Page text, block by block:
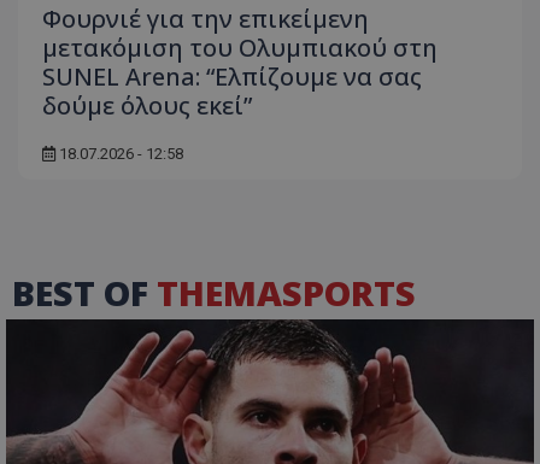
Φουρνιέ για την επικείμενη
μετακόμιση του Ολυμπιακού στη
SUNEL Arena: “Ελπίζουμε να σας
δούμε όλους εκεί”
18.07.2026 - 12:58
BEST OF THEMASPORTS